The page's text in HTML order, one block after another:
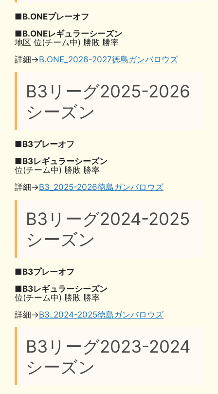
■B.ONEプレーオフ
■B.ONEレギュラーシーズン
地区 位(チーム中) 勝敗 勝率
詳細→B.ONE_2026-2027徳島ガンバロウズ
B3リーグ2025-2026
シーズン
■B3プレーオフ
■B3レギュラーシーズン
位(チーム中) 勝敗 勝率
詳細→B3_2025-2026徳島ガンバロウズ
B3リーグ2024-2025
シーズン
■B3プレーオフ
■B3レギュラーシーズン
位(チーム中) 勝敗 勝率
詳細→B3_2024-2025徳島ガンバロウズ
B3リーグ2023-2024
シーズン